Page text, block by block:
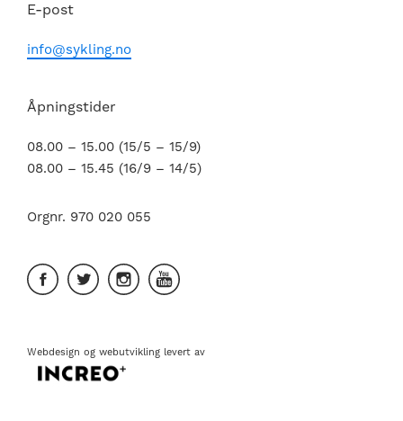
E-post
info@sykling.no
Åpningstider
08.00 – 15.00 (15/5 – 15/9)
08.00 – 15.45 (16/9 – 14/5)
Orgnr. 970 020 055
Webdesign og webutvikling levert av